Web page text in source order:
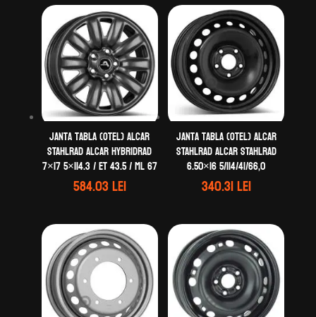
Janta tabla (otel) ALCAR
STAHLRAD ALCAR HYBRIDRAD
7×17 5×114.3 / ET 43.5 / ML 67
584.03lei
Janta tabla (otel) ALCAR
STAHLRAD ALCAR STAHLRAD
6.50×16 5/114/41/66,0
340.31lei